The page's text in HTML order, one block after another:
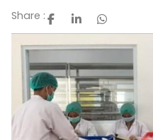
Share : F
a
e
b
o
o
k
-
f
L
i
k
e
d
i
n
-
i
n
W
h
a
t
s
a
p
p